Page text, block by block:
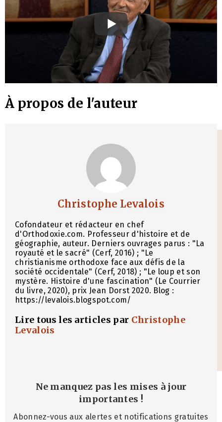
À propos de l'auteur
Christophe Levalois
Cofondateur et rédacteur en chef
d'Orthodoxie.com. Professeur d'histoire et de
géographie, auteur. Derniers ouvrages parus : "La
royauté et le sacré" (Cerf, 2016) ; "Le
christianisme orthodoxe face aux défis de la
société occidentale" (Cerf, 2018) ; "Le loup et son
mystère. Histoire d'une fascination" (Le Courrier
du livre, 2020), prix Jean Dorst 2020. Blog :
https://levalois.blogspot.com/
Lire tous les articles par Christophe
Levalois
Ne manquez pas les mises à jour
importantes !
Abonnez-vous aux alertes et notifications gratuites